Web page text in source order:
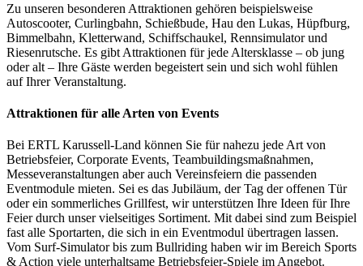
Zu unseren besonderen Attraktionen gehören beispielsweise
Autoscooter, Curlingbahn, Schießbude, Hau den Lukas, Hüpfburg,
Bimmelbahn, Kletterwand, Schiffschaukel, Rennsimulator und
Riesenrutsche. Es gibt Attraktionen für jede Altersklasse – ob jung
oder alt – Ihre Gäste werden begeistert sein und sich wohl fühlen
auf Ihrer Veranstaltung.
Attraktionen für alle Arten von Events
Bei ERTL Karussell-Land können Sie für nahezu jede Art von
Betriebsfeier, Corporate Events, Teambuildingsmaßnahmen,
Messeveranstaltungen aber auch Vereinsfeiern die passenden
Eventmodule mieten. Sei es das Jubiläum, der Tag der offenen Tür
oder ein sommerliches Grillfest, wir unterstützen Ihre Ideen für Ihre
Feier durch unser vielseitiges Sortiment. Mit dabei sind zum Beispiel
fast alle Sportarten, die sich in ein Eventmodul übertragen lassen.
Vom Surf-Simulator bis zum Bullriding haben wir im Bereich Sports
& Action viele unterhaltsame Betriebsfeier-Spiele im Angebot.